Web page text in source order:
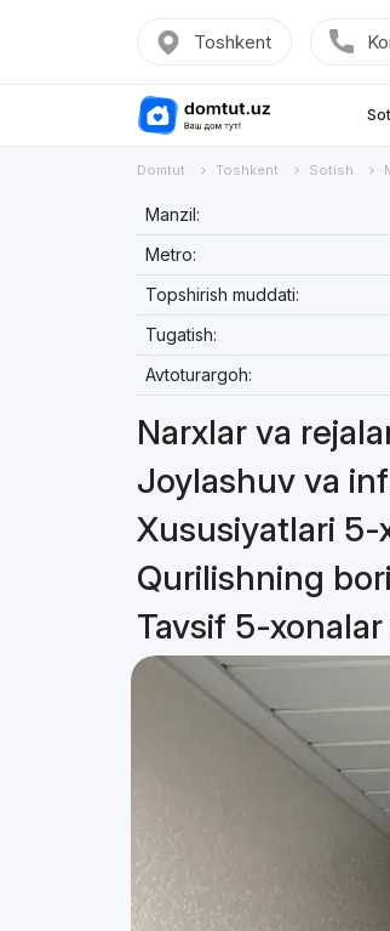
Toshkent
Domtut Toshkent Sotish
Manzil:
Metro:
Topshirish muddati:
Tugatish:
Avtoturargoh:
Narxlar va
Joylashuv va
Xususiyatlari 5-
Qurilishning
Tavsif 5-xonalar